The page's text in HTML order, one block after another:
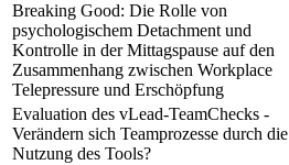
Breaking Good: Die Rolle von
psychologischem Detachment und
Kontrolle in der Mittagspause auf den
Zusammenhang zwischen Workplace
Telepressure und Erschöpfung
Evaluation des vLead-TeamChecks -
Verändern sich Teamprozesse durch die
Nutzung des Tools?